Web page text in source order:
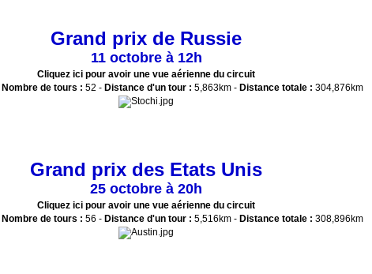
Grand prix de Russie
11 octobre à 12h
Cliquez ici pour avoir une vue aérienne du circuit
Nombre de tours : 52 - Distance d'un tour : 5,863km - Distance totale : 304,876km
Grand prix des Etats Unis
25 octobre à 20h
Cliquez ici pour avoir une vue aérienne du circuit
Nombre de tours : 56 - Distance d'un tour : 5,516km - Distance totale : 308,896km